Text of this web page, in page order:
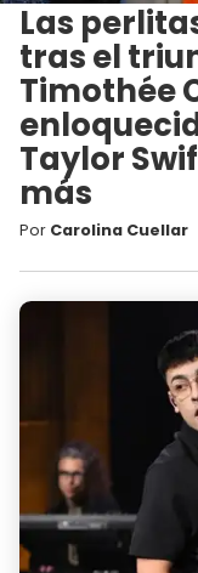
Las
tras el
Timothée
Taylor
más
Por Carolina Cuellar